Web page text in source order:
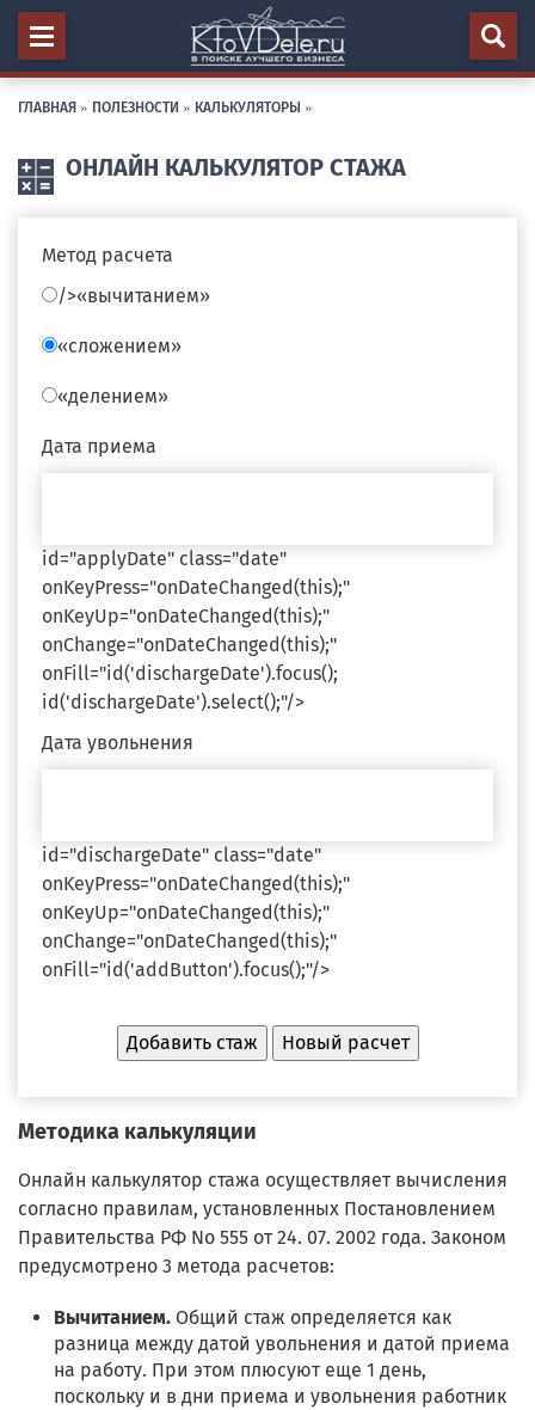
ГЛАВНАЯ » ПОЛЕЗНОСТИ » КАЛЬКУЛЯТОРЫ »
ОНЛАЙН КАЛЬКУЛЯТОР СТАЖА
Метод расчета
/>«вычитанием»
«сложением»
«делением»
Дата приема
id="applyDate" class="date"
onKeyPress="onDateChanged(this);"
onKeyUp="onDateChanged(this);"
onChange="onDateChanged(this);"
onFill="id('dischargeDate').focus();
id('dischargeDate').select();"/>
Дата увольнения
id="dischargeDate" class="date"
onKeyPress="onDateChanged(this);"
onKeyUp="onDateChanged(this);"
onChange="onDateChanged(this);"
onFill="id('addButton').focus();"/>
Методика калькуляции
Онлайн калькулятор стажа осуществляет вычисления
согласно правилам, установленных Постановлением
Правительства РФ No 555 от 24. 07. 2002 года. Законом
предусмотрено 3 метода расчетов:
Вычитанием. Общий стаж определяется как
разница между датой увольнения и датой приема
на работу. При этом плюсуют еще 1 день,
поскольку и в дни приема и увольнения работник